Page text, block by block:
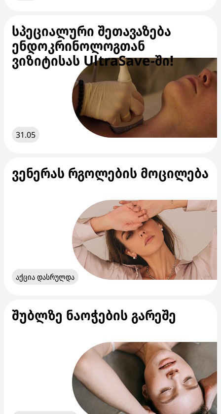
სპეციალური შეთავაზება
ენდოკრინოლოგთან
ვიზიტისას UltraSave-ში!
31.05
ვენერას რგოლების მოცილება
აქცია დასრულდა
შუბლზე ნაოჭების გარეშე